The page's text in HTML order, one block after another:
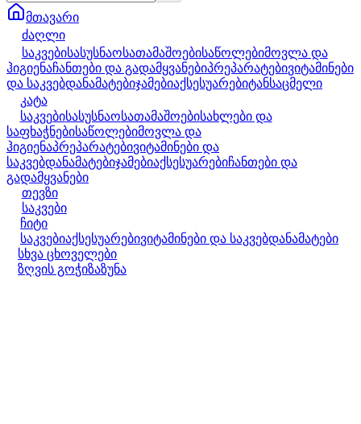
მთავარი
ძაღლი
საკვებისასუსნაოსათამაშოებისაწოლებიმოვლა და
ჰიგიენაჩანთები და გადამყვანებიპრეპარატებივიტამინები
და საკვებდანამატებიჯამებიაქსესუარებიტანსაცმელი
კატა
საკვებისასუსნაოსათამაშოებისახლები და
საფხაჭნებისაწოლებიმოვლა და
ჰიგიენაპრეპარატებივიტამინები და
საკვებდანამატებიჯამებიაქსესუარებიჩანთები და
გადამყვანები
თევზი
საკვები
ჩიტი
საკვებიაქსესუარებივიტამინები და საკვებდანამატები
სხვა ცხოველები
ზღვის გოჭიზაზუნა